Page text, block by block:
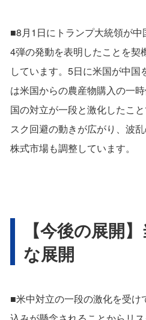
■8月1日にトランプ大統領が
4弾の発動を表明したことを契
しています。5日に米国が中
は米国からの農産物購入の一
国の対立が一段と激化したこ
スク回避の動きが広がり、波
株式市場も調整しています。
【今後の展開
な展開
■米中対立の一段の激化を受け